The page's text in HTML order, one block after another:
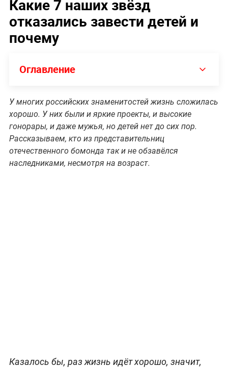
Какие 7 наших звёзд
отказались завести детей и
почему
Оглавление
У многих российских знаменитостей жизнь сложилась
хорошо. У них были и яркие проекты, и высокие
гонорары, и даже мужья, но детей нет до сих пор.
Рассказываем, кто из представительниц
отечественного бомонда так и не обзавёлся
наследниками, несмотря на возраст.
Казалось бы, раз жизнь идёт хорошо, значит,